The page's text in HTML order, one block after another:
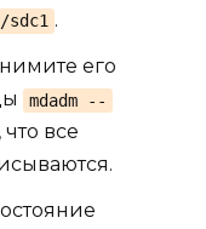
sdc1 .
его
mdadm --
все